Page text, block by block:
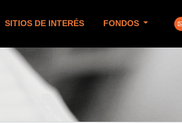
SITIOS DE INTERÉS FONDOS